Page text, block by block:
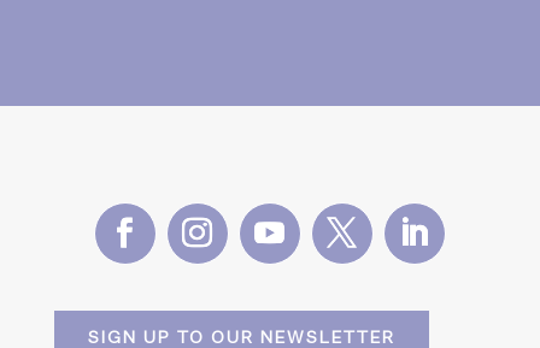
SIGN UP TO OUR NEWSLETTER